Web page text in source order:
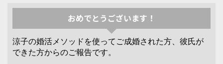
おめでとうございます！
涼子の婚活メソッドを使ってご成婚された方、彼氏が
できた方からのご報告です。